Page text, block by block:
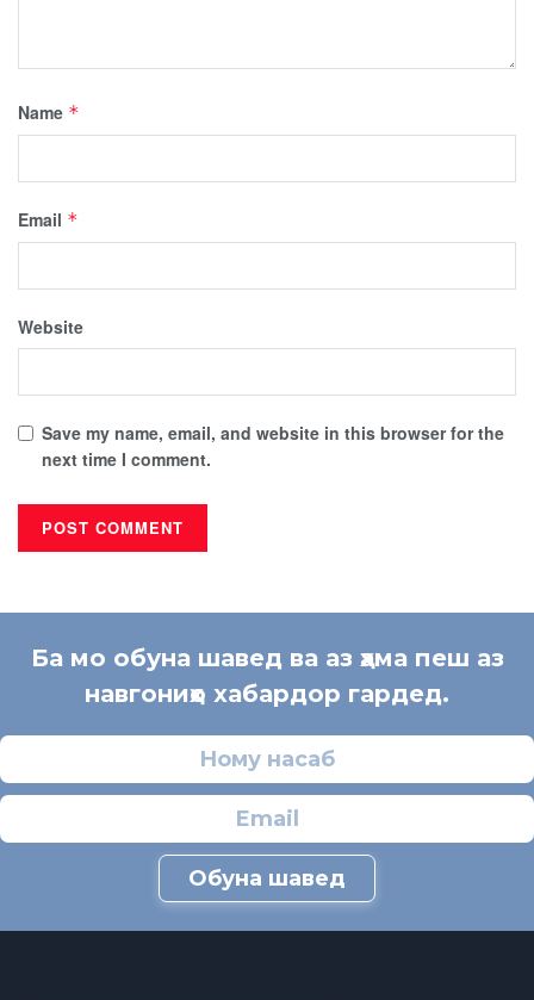
Name *
Email *
Website
Save my name, email, and website in this browser for the
next time I comment.
Ба мо обуна шавед ва аз ҳама пеш аз
навгониҳо хабардор гардед.
Обуна шавед